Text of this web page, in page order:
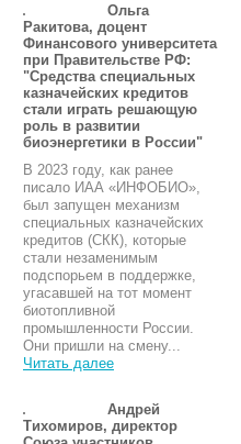
Ольга
Ракитова, доцент
Финансового университета
при Правительстве РФ:
"Средства специальных
казначейских кредитов
стали играть решающую
роль в развитии
биоэнергетики в России"
В 2023 году, как ранее
писало ИАА «ИНФОБИО»,
был запущен механизм
специальных казначейских
кредитов (СКК), которые
стали незаменимым
подспорьем в поддержке,
угасавшей на тот момент
биотопливной
промышленности России.
Они пришли на смену...
Читать далее
Андрей
Тихомиров, директор